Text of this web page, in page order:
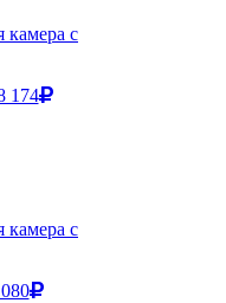
камера с
174
камера с